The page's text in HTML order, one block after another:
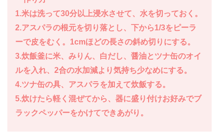
1.米は洗って30分以上浸水させて、水を切っておく。
2.アスパラの根元を切り落とし、下から1/3をピーラ
ーで皮をむく。1cmほどの長さの斜め切りにする。
3.炊飯釜に米、みりん、白だし、醤油とツナ缶のオイ
ルを入れ、2合の水加減より気持ち少なめにする。
4.ツナ缶の具、アスパラを加えて炊飯する。
5.炊けたら軽く混ぜてから、器に盛り付けお好みでブ
ラックペッパーをかけてできあがり。